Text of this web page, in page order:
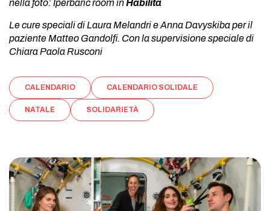
nella foto: Iperbaric room inHabilita
Le cure speciali di Laura Melandri e Anna Davyskiba per il
paziente Matteo Gandolfi. Con la supervisione speciale di
Chiara Paola Rusconi
CALENDARIO CALENDARIO SOLIDALE
NATALE SOLIDARIETÀ